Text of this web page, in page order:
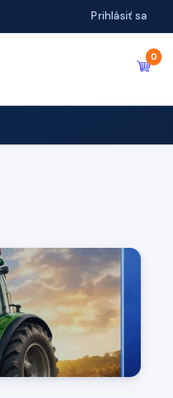
Prihlásiť sa
0